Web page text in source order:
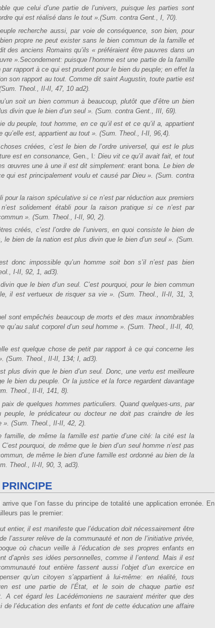
que celui d’une partie de l’univers, puisque les parties sont
qui est réalisé dans le tout ».(Sum. contra Gent., I, 70).
recherche aussi, par voie de conséquence, son bien, pour
propre ne peut exister sans le bien commun de la famille et
des anciens Romains qu’ils « préféraient être pauvres dans un
».Secondement: puisque l’homme est une partie de la famille
rapport à ce qui est prudent pour le bien du peuple; en effet la
son rapport au tout. Comme dit saint Augustin, toute partie est
Theol., II-II, 47, 10 ad2).
soit un bien commun à beaucoup, plutôt que d’être un bien
divin que le bien d’un seul ». (Sum. contra Gent., III, 69).
du peuple, tout homme, en ce qu’il est et ce qu’il a, appartient
est, appartient au tout ». (Sum. Theol., I-II, 96,4).
créées, c’est le bien de l’ordre universel, qui est le plus
est en consonance, Gen.
: Dieu vit ce qu’il avait fait, et tout
œuvres une à une il est dit simplement: erant bona . Le bien de
qui est principalement voulu et causé par Dieu ». (Sum. contra
pour la raison spéculative si ce n’est par réduction aux premiers
solidement établi pour la raison pratique si ce n’est par
». (Sum. Theol., I-II, 90, 2).
créés, c’est l’ordre de l’univers, en quoi consiste le bien de
le bien de la nation est plus divin que le bien d’un seul ». (Sum.
donc impossible qu’un homme soit bon s’il n’est pas bien
I-II, 92, 1, ad3).
que le bien d’un seul. C’est pourquoi, pour le bien commun
il est vertueux de risquer sa vie ». (Sum. Theol., II-II, 31, 3,
sont empêchés beaucoup de morts et des maux innombrables
qu’au salut corporel d’un seul homme ». (Sum. Theol., II-II, 40,
est quelque chose de petit par rapport à ce qui concerne les
(Sum. Theol., II-II, 134; I, ad3).
plus divin que le bien d’un seul. Donc, une vertu est meilleure
le bien du peuple. Or la justice et la force regardent davantage
Theol., II-II, 141, 8).
de quelques hommes particuliers. Quand quelques-uns, par
le prédicateur ou docteur ne doit pas craindre de les
». (Sum. Theol., II-II, 42, 2).
famille, de même la famille est partie d’une cité: la cité est la
pourquoi, de même que le bien d’un seul homme n’est pas
de même le bien d’une famille est ordonné au bien de la
Theol., II-II, 90, 3, ad3).
que l’on fasse du principe de totalité une application erronée. En
pas le premier:
entier, il est manifeste que l’éducation doit nécessairement être
l’assurer relève de la communauté et non de l’initiative privée,
où chacun veille à l’éducation de ses propres enfants en
d’après ses idées personnelles, comme il l’entend. Mais il est
tout entière fassent aussi l’objet d’un exercice en
qu’un citoyen s’appartient à lui-même: en réalité, tous
est une partie de l’État, et le soin de chaque partie est
A cet égard les Lacédémoniens ne sauraient mériter que des
l’éducation des enfants et font de cette éducation une affaire